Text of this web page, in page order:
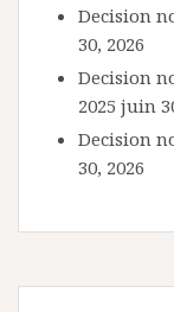
Decision
30, 2026
Decision
2025 juin
Decision
30, 2026